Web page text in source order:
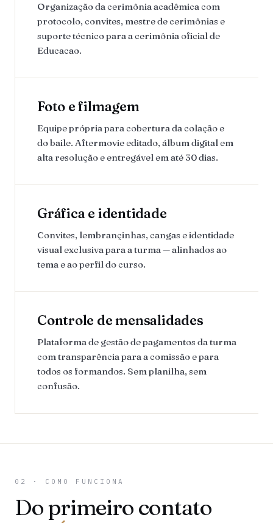
Organização da cerimônia acadêmica com
protocolo, convites, mestre de cerimônias e
suporte técnico para a cerimônia oficial de
Educacao.
Foto e filmagem
Equipe própria para cobertura da colação e
do baile. Aftermovie editado, álbum digital em
alta resolução e entregável em até 30 dias.
Gráfica e identidade
Convites, lembrançinhas, cangas e identidade
visual exclusiva para a turma — alinhados ao
tema e ao perfil do curso.
Controle de mensalidades
Plataforma de gestão de pagamentos da turma
com transparência para a comissão e para
todos os formandos. Sem planilha, sem
confusão.
02 · COMO FUNCIONA
Do primeiro contato